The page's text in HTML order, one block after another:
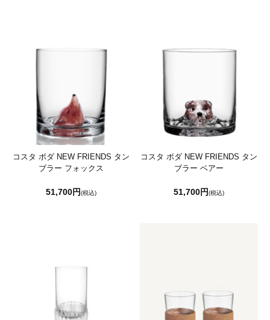
コスタ ボダ NEW FRIENDS タン
ブラー フォックス
51,700円(税込)
コスタ ボダ NEW FRIENDS タン
ブラー ベアー
51,700円(税込)